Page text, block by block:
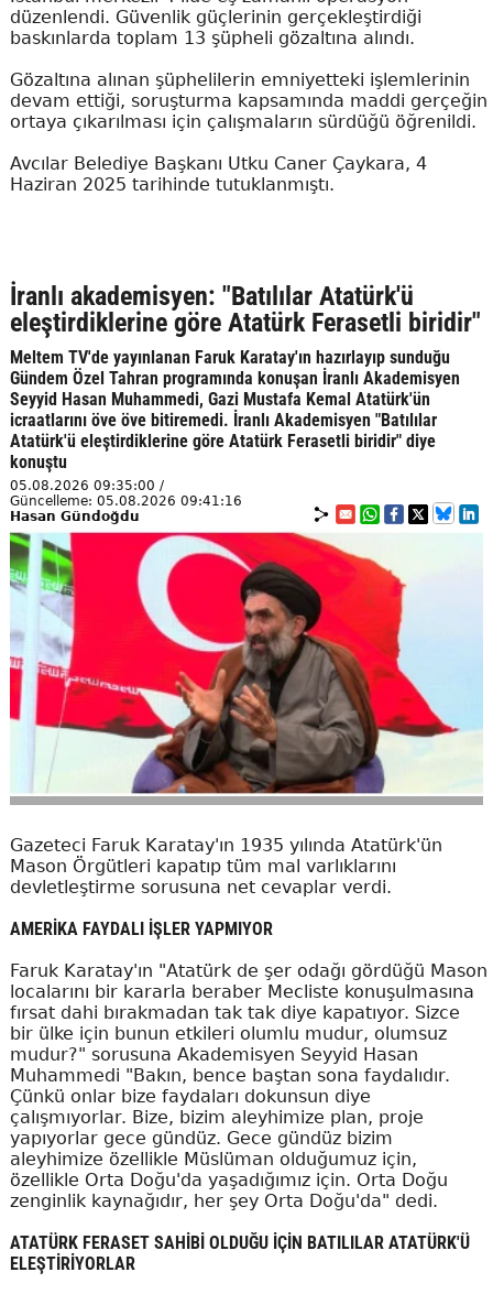
düzenlendi. Güvenlik güçlerinin gerçekleştirdiği
baskınlarda toplam 13 şüpheli gözaltına alındı.
Gözaltına alınan şüphelilerin emniyetteki işlemlerinin
devam ettiği, soruşturma kapsamında maddi gerçeğin
ortaya çıkarılması için çalışmaların sürdüğü öğrenildi.
Avcılar Belediye Başkanı Utku Caner Çaykara, 4
Haziran 2025 tarihinde tutuklanmıştı.
İranlı akademisyen: "Batılılar Atatürk'ü
eleştirdiklerine göre Atatürk Ferasetli biridir"
Meltem TV'de yayınlanan Faruk Karatay'ın hazırlayıp sunduğu
Gündem Özel Tahran programında konuşan İranlı Akademisyen
Seyyid Hasan Muhammedi, Gazi Mustafa Kemal Atatürk'ün
icraatlarını öve öve bitiremedi. İranlı Akademisyen "Batılılar
Atatürk'ü eleştirdiklerine göre Atatürk Ferasetli biridir" diye
konuştu
05.08.2026 09:35:00 /
Güncelleme: 05.08.2026 09:41:16
Hasan Gündoğdu
Gazeteci Faruk Karatay'ın 1935 yılında Atatürk'ün
Mason Örgütleri kapatıp tüm mal varlıklarını
devletleştirme sorusuna net cevaplar verdi.
AMERİKA FAYDALI İŞLER YAPMIYOR
Faruk Karatay'ın "Atatürk de şer odağı gördüğü Mason
localarını bir kararla beraber Mecliste konuşulmasına
fırsat dahi bırakmadan tak tak diye kapatıyor. Sizce
bir ülke için bunun etkileri olumlu mudur, olumsuz
mudur?" sorusuna Akademisyen Seyyid Hasan
Muhammedi "Bakın, bence baştan sona faydalıdır.
Çünkü onlar bize faydaları dokunsun diye
çalışmıyorlar. Bize, bizim aleyhimize plan, proje
yapıyorlar gece gündüz. Gece gündüz bizim
aleyhimize özellikle Müslüman olduğumuz için,
özellikle Orta Doğu'da yaşadığımız için. Orta Doğu
zenginlik kaynağıdır, her şey Orta Doğu'da" dedi.
ATATÜRK FERASET SAHİBİ OLDUĞU İÇİN BATILILAR ATATÜRK'Ü
ELEŞTİRİYORLAR